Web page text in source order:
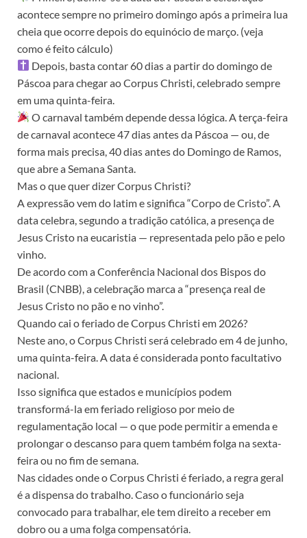
acontece sempre no primeiro domingo após a primeira lua
cheia que ocorre depois do equinócio de março. (veja
como é feito cálculo)
Depois, basta contar 60 dias a partir do domingo de
Páscoa para chegar ao Corpus Christi, celebrado sempre
em uma quinta-feira.
O carnaval também depende dessa lógica. A terça-feira
de carnaval acontece 47 dias antes da Páscoa — ou, de
forma mais precisa, 40 dias antes do Domingo de Ramos,
que abre a Semana Santa.
Mas o que quer dizer Corpus Christi?
A expressão vem do latim e significa “Corpo de Cristo”. A
data celebra, segundo a tradição católica, a presença de
Jesus Cristo na eucaristia — representada pelo pão e pelo
vinho.
De acordo com a Conferência Nacional dos Bispos do
Brasil (CNBB), a celebração marca a “presença real de
Jesus Cristo no pão e no vinho”.
Quando cai o feriado de Corpus Christi em 2026?
Neste ano, o Corpus Christi será celebrado em 4 de junho,
uma quinta-feira. A data é considerada ponto facultativo
nacional.
Isso significa que estados e municípios podem
transformá-la em feriado religioso por meio de
regulamentação local — o que pode permitir a emenda e
prolongar o descanso para quem também folga na sexta-
feira ou no fim de semana.
Nas cidades onde o Corpus Christi é feriado, a regra geral
é a dispensa do trabalho. Caso o funcionário seja
convocado para trabalhar, ele tem direito a receber em
dobro ou a uma folga compensatória.